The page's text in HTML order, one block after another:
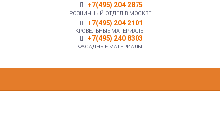
+7(495) 204 2875
РОЗНИЧНЫЙ ОТДЕЛ В МОСКВЕ
+7(495) 204 2101
КРОВЕЛЬНЫЕ МАТЕРИАЛЫ
+7(495) 240 8303
ФАСАДНЫЕ МАТЕРИАЛЫ